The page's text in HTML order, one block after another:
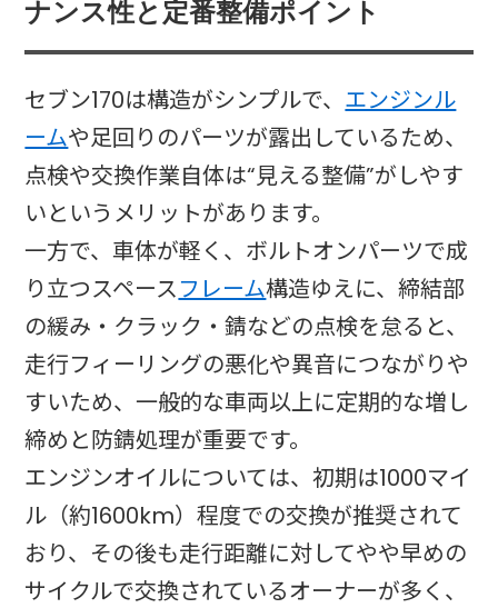
ナンス性と定番整備ポイント
セブン170は構造がシンプルで、 エンジンル
ームや足回りのパーツが露出しているため、
点検や交換作業自体は“見える整備”がしやす
いというメリットがあります。
一方で、車体が軽く、ボルトオンパーツで成
り立つスペースフレーム構造ゆえに、締結部
の緩み・クラック・錆などの点検を怠ると、
走行フィーリングの悪化や異音につながりや
すいため、一般的な車両以上に定期的な増し
締めと防錆処理が重要です。
エンジンオイルについては、初期は1000マイ
ル（約1600km）程度での交換が推奨されて
おり、その後も走行距離に対してやや早めの
サイクルで交換されているオーナーが多く、